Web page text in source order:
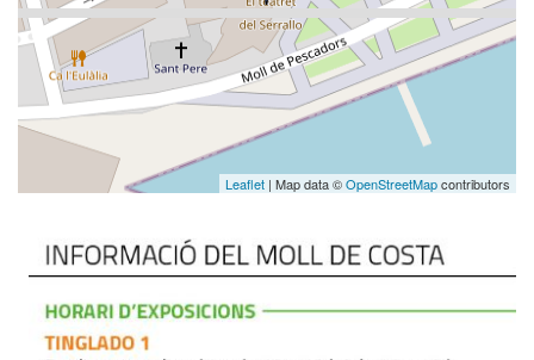
Leaflet | Map data ©OpenStreetMapcontributors